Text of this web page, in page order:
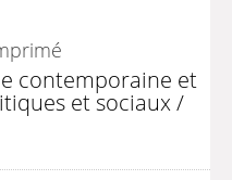
contemporaine et
et sociaux/